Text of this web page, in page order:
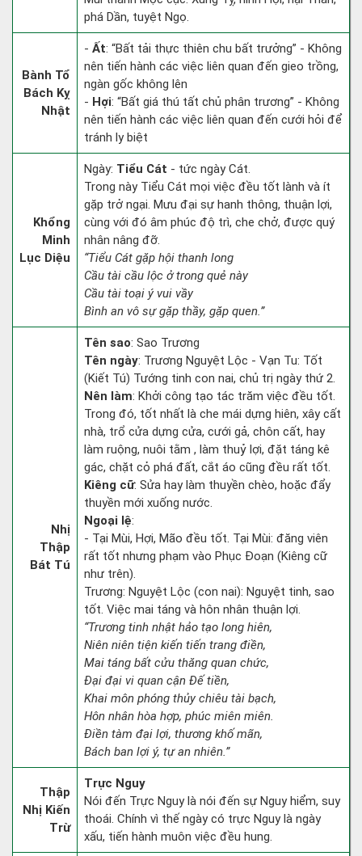
phá Dần, tuyệt Ngọ.
Bành Tổ
Bách Kỵ
Nhật
- Ất: “Bất tải thực thiên chu bất trưởng” - Không
nên tiến hành các việc liên quan đến gieo trồng,
ngàn gốc không lên
- Hợi: “Bất giá thú tất chủ phân trương” - Không
nên tiến hành các việc liên quan đến cưới hỏi để
tránh ly biệt
Khổng
Minh
Lục Diệu
Ngày: Tiểu Cát - tức ngày Cát.
Trong này Tiểu Cát mọi việc đều tốt lành và ít
gặp trở ngại. Mưu đại sự hanh thông, thuận lợi,
cùng với đó âm phúc độ trì, che chở, được quý
nhân nâng đỡ.
“Tiểu Cát gặp hội thanh long
Cầu tài cầu lộc ở trong quẻ này
Cầu tài toại ý vui vầy
Bình an vô sự gặp thầy, gặp quen.”
Nhị
Thập
Bát Tú
Tên sao: Sao Trương
Tên ngày: Trương Nguyệt Lộc - Vạn Tu: Tốt
(Kiết Tú) Tướng tinh con nai, chủ trị ngày thứ 2.
Nên làm: Khởi công tạo tác trăm việc đều tốt.
Trong đó, tốt nhất là che mái dựng hiên, xây cất
nhà, trổ cửa dựng cửa, cưới gả, chôn cất, hay
làm ruộng, nuôi tằm , làm thuỷ lợi, đặt táng kê
gác, chặt cỏ phá đất, cắt áo cũng đều rất tốt.
Kiêng cữ: Sửa hay làm thuyền chèo, hoặc đẩy
thuyền mới xuống nước.
Ngoại lệ:
- Tại Mùi, Hợi, Mão đều tốt. Tại Mùi: đăng viên
rất tốt nhưng phạm vào Phục Đoạn (Kiêng cữ
như trên).
Trương: Nguyệt Lộc (con nai): Nguyệt tinh, sao
tốt. Việc mai táng và hôn nhân thuận lợi.
“Trương tinh nhật hảo tạo long hiên,
Niên niên tiện kiến tiến trang điền,
Mai táng bất cửu thăng quan chức,
Đại đại vi quan cận Đế tiền,
Khai môn phóng thủy chiêu tài bạch,
Hôn nhân hòa hợp, phúc miên miên.
Điền tàm đại lợi, thương khố mãn,
Bách ban lợi ý, tự an nhiên.”
Thập
Nhị Kiến
Trừ
Trực Nguy
Nói đến Trực Nguy là nói đến sự Nguy hiểm, suy
thoái. Chính vì thế ngày có trực Nguy là ngày
xấu, tiến hành muôn việc đều hung.